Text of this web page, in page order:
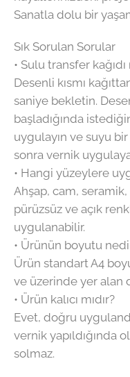
Sanatla dolu bir
Sık Sorulan Sorular
• Sulu transfer kağıdı
Desenli kısmı
saniye bekletin.
başladığında
uygulayın ve suyu
sonra vernik
• Hangi yüzeylere
Ahşap, cam,
pürüzsüz ve açık
uygulanabilir.
• Ürünün boyutu
Ürün standart A4
ve üzerinde yer alan
• Ürün kalıcı mıdır?
Evet, doğru
vernik yapıldığında
solmaz.